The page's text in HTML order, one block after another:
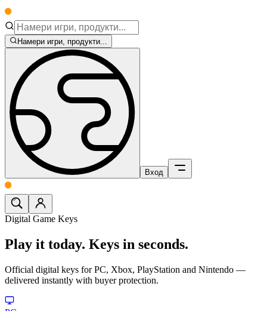
Намери игри, продукти...
Вход
Digital Game Keys
Play it today. Keys in seconds.
Official digital keys for PC, Xbox, PlayStation and Nintendo —
delivered instantly with buyer protection.